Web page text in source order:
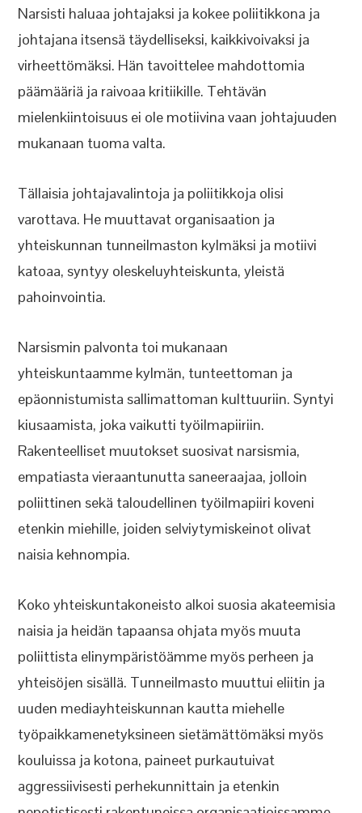
Narsisti haluaa johtajaksi ja kokee poliitikkona ja
johtajana itsensä täydelliseksi, kaikkivoivaksi ja
virheettömäksi. Hän tavoittelee mahdottomia
päämääriä ja raivoaa kritiikille. Tehtävän
mielenkiintoisuus ei ole motiivina vaan johtajuuden
mukanaan tuoma valta.
Tällaisia johtajavalintoja ja poliitikkoja olisi
varottava. He muuttavat organisaation ja
yhteiskunnan tunneilmaston kylmäksi ja motiivi
katoaa, syntyy oleskeluyhteiskunta, yleistä
pahoinvointia.
Narsismin palvonta toi mukanaan
yhteiskuntaamme kylmän, tunteettoman ja
epäonnistumista sallimattoman kulttuuriin. Syntyi
kiusaamista, joka vaikutti työilmapiiriin.
Rakenteelliset muutokset suosivat narsismia,
empatiasta vieraantunutta saneeraajaa, jolloin
poliittinen sekä taloudellinen työilmapiiri koveni
etenkin miehille, joiden selviytymiskeinot olivat
naisia kehnompia.
Koko yhteiskuntakoneisto alkoi suosia akateemisia
naisia ja heidän tapaansa ohjata myös muuta
poliittista elinympäristöämme myös perheen ja
yhteisöjen sisällä. Tunneilmasto muuttui eliitin ja
uuden mediayhteiskunnan kautta miehelle
työpaikkamenetyksineen sietämättömäksi myös
kouluissa ja kotona, paineet purkautuivat
aggressiivisesti perhekunnittain ja etenkin